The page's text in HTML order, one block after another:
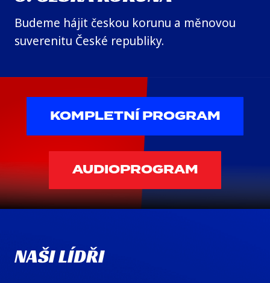
Budeme hájit českou korunu a měnovou
suverenitu České republiky.
KOMPLETNÍ PROGRAM
AUDIOPROGRAM
NAŠI LÍDŘI